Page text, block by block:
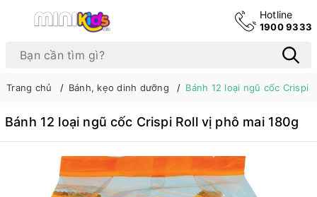
Hotline
1900 9333
Trang chủ Bánh, kẹo dinh dưỡng Bánh 12 loại ngũ cốc Crispi
Bánh 12 loại ngũ cốc Crispi Roll vị phô mai 180g